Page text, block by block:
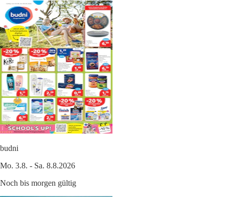
budni
Mo. 3.8. - Sa. 8.8.2026
Noch bis morgen gültig